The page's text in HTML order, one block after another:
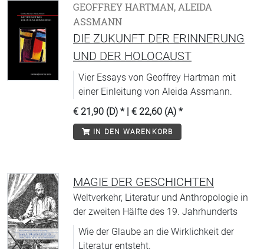
GEOFFREY HARTMAN, ALEIDA
ASSMANN
DIE ZUKUNFT DER ERINNERUNG
UND DER HOLOCAUST
Vier Essays von Geoffrey Hartman mit
einer Einleitung von Aleida Assmann.
€ 21,90 (D) * | € 22,60 (A) *
IN DEN WARENKORB
MAGIE DER GESCHICHTEN
Weltverkehr, Literatur und Anthropologie in
der zweiten Hälfte des 19. Jahrhunderts
Wie der Glaube an die Wirklichkeit der
Literatur entsteht.